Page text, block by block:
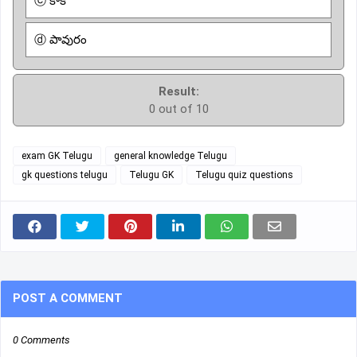
ⓓ పావురం
Result:
0 out of 10
exam GK Telugu
general knowledge Telugu
gk questions telugu
Telugu GK Telugu quiz questions
POST A COMMENT
0 Comments